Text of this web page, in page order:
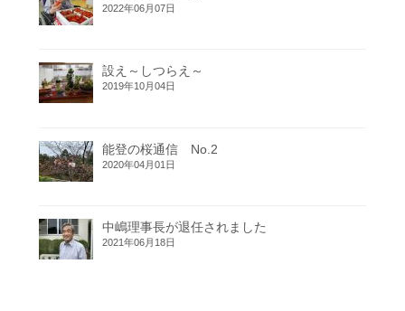
2022年06月07日
設え～しつらえ～
2019年10月04日
能登の桜通信 No.2
2020年04月01日
中嶋理事長が退任されました
2021年06月18日